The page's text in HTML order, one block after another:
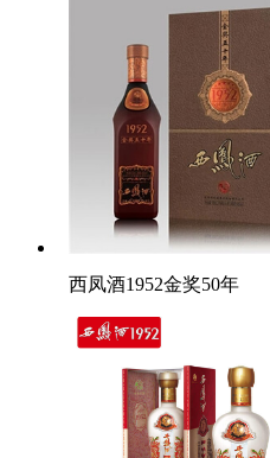
西凤酒1952金奖50年